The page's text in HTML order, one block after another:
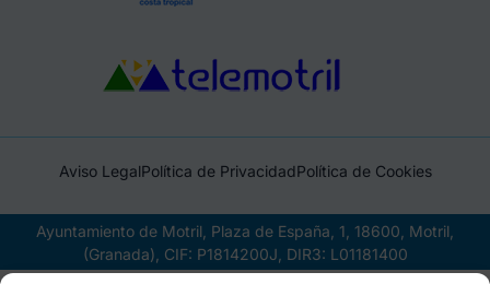
Aviso LegalPolítica de PrivacidadPolítica de Cookies
Ayuntamiento de Motril, Plaza de España, 1, 18600, Motril,
(Granada), CIF: P1814200J, DIR3: L01181400